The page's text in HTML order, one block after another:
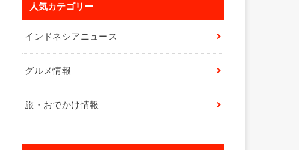
人気カテゴリー
インドネシアニュース
グルメ情報
旅・おでかけ情報